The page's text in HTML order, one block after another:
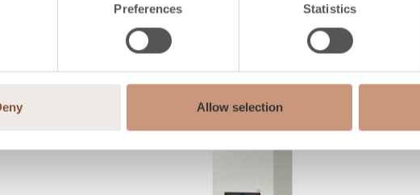
Preferences Statistics
Allow selection